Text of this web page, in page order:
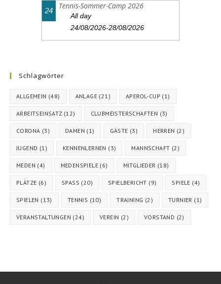
24
Tennis-Sommer-Camp 2026
All day
24/08/2026-28/08/2026
Schlagwörter
ALLGEMEIN (48) ANLAGE (21) APEROL-CUP (1)
ARBEITSEINSATZ(12) CLUBMEISTERSCHAFTEN (3)
CORONA (3) DAMEN (1) GÄSTE (3) HERREN (2)
JUGEND (1) KENNENLERNEN (3) MANNSCHAFT (2)
MEDEN (4) MEDENSPIELE (6) MITGLIEDER (18)
PLÄTZE (6) SPASS (20) SPIELBERICHT (9) SPIELE (4)
SPIELEN (13) TENNIS (10) TRAINING (2) TURNIER (1)
VERANSTALTUNGEN (24) VEREIN (2) VORSTAND (2)